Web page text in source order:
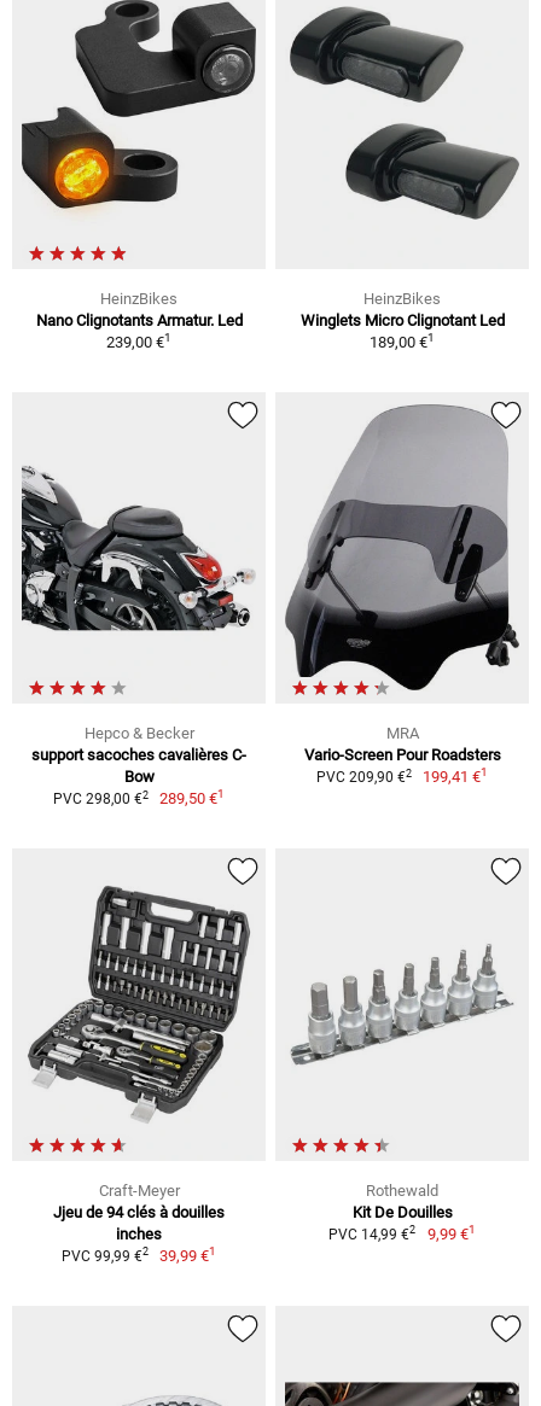
HeinzBikes
Nano Clignotants Armatur. Led
239,00 €1
HeinzBikes
Winglets Micro Clignotant Led
189,00 €1
Hepco & Becker
support sacoches cavalières C-
Bow
PVC 298,00 €2 289,50 €1
MRA
Vario-Screen Pour Roadsters
PVC 209,90 €2 199,41 €1
Craft-Meyer
Jjeu de 94 clés à douilles
inches
PVC 99,99 €2 39,99 €1
Rothewald
Kit De Douilles
PVC 14,99 €2 9,99 €1